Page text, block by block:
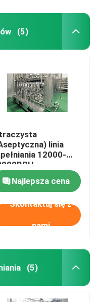
(5)
linia
12000-
Najlepsza cena
Skontaktuj się z
nami
(5)